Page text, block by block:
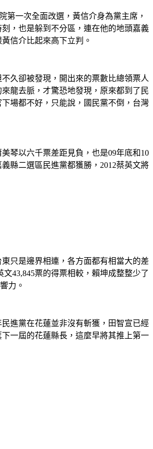
第一次全面改選，黃信介身為黨主席，
，也是躲到不分區，連在他的地頭嘉義
信介比起來高下立判。
久卻被發現，開出來的票數比總領票人
龍去脈，才驚恐地發現，原來都到了民
場都不好，只能說，國民黨不倒，台灣
琴以六千票差距見負，也是09年底和10
縣二選區民進黨都獲勝，2012蔡英文將
只是邊界相連，各方面都有相當大的差
43,845票的得票相較，賴坤成整整少了
力。
進黨在花蓮並非沒有斬獲，田智宣已經
一屆的花蓮縣長，這麼早將其推上第一